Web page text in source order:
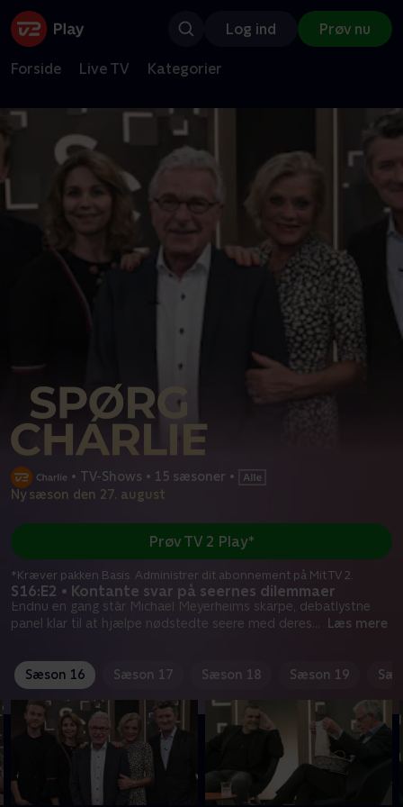
Log ind Prøv nu
Forside Live TV Kategorier
• TV-Shows • 15 sæsoner •
Ny sæson den 27. august
S16:E2 • Kontante svar på seernes dilemmaer
Endnu en gang står Michael Meyerheims skarpe, debatlystne
panel klar til at hjælpe nødstedte seere med deres
Læs mere
Prøv TV 2 Play*
*Kræver pakken Basis. Administrer dit abonnement på Mit TV 2.
Sæson 16 Sæson 17 Sæson 18 Sæson 19